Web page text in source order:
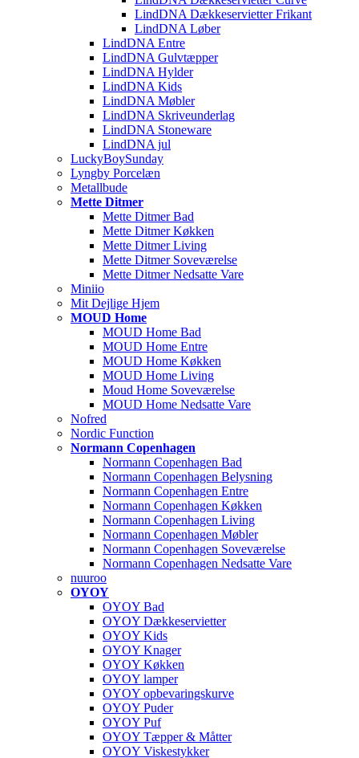
LindDNA Dækkeservietter Frikant
LindDNA Løber
LindDNA Entre
LindDNA Gulvtæpper
LindDNA Hylder
LindDNA Kids
LindDNA Møbler
LindDNA Skriveunderlag
LindDNA Stoneware
LindDNA jul
LuckyBoySunday
Lyngby Porcelæn
Metallbude
Mette Ditmer
Mette Ditmer Bad
Mette Ditmer Køkken
Mette Ditmer Living
Mette Ditmer Soveværelse
Mette Ditmer Nedsatte Vare
Miniio
Mit Dejlige Hjem
MOUD Home
MOUD Home Bad
MOUD Home Entre
MOUD Home Køkken
MOUD Home Living
Moud Home Soveværelse
MOUD Home Nedsatte Vare
Nofred
Nordic Function
Normann Copenhagen
Normann Copenhagen Bad
Normann Copenhagen Belysning
Normann Copenhagen Entre
Normann Copenhagen Køkken
Normann Copenhagen Living
Normann Copenhagen Møbler
Normann Copenhagen Soveværelse
Normann Copenhagen Nedsatte Vare
nuuroo
OYOY
OYOY Bad
OYOY Dækkeservietter
OYOY Kids
OYOY Knager
OYOY Køkken
OYOY lamper
OYOY opbevaringskurve
OYOY Puder
OYOY Puf
OYOY Tæpper & Måtter
OYOY Viskestykker